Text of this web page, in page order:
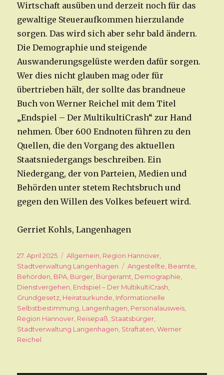
Wirtschaft ausüben und derzeit noch für das
gewaltige Steueraufkommen hierzulande
sorgen. Das wird sich aber sehr bald ändern.
Die Demographie und steigende
Auswanderungsgelüste werden dafür sorgen.
Wer dies nicht glauben mag oder für
übertrieben hält, der sollte das brandneue
Buch von Werner Reichel mit dem Titel
„Endspiel – Der MultikultiCrash“ zur Hand
nehmen. Über 600 Endnoten führen zu den
Quellen, die den Vorgang des aktuellen
Staatsniedergangs beschreiben. Ein
Niedergang, der von Parteien, Medien und
Behörden unter stetem Rechtsbruch und
gegen den Willen des Volkes befeuert wird.
Gerriet Kohls, Langenhagen
Veröffentlicht
am
27. April 2025 Kategorien
Allgemein, Region Hannover,
Stadtverwaltung Langenhagen
Schlagwörter
Angestellte, Beamte,
Behörden, BPA, Bürger, Bürgeramt, Demographie,
Dienstvergehen, Endspiel – Der MultikultiCrash,
Grundgesetz, Heiratsurkunde, Informationelle
Selbstbestimmung, Langenhagen, Personalausweis,
Region Hannover, Reisepaß, Staatsbürger,
Stadtverwaltung Langenhagen, Straftaten,Werner
Reichel